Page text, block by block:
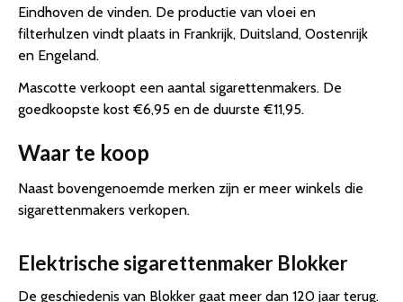
Eindhoven de vinden. De productie van vloei en
filterhulzen vindt plaats in Frankrijk, Duitsland, Oostenrijk
en Engeland.
Mascotte verkoopt een aantal sigarettenmakers. De
goedkoopste kost €6,95 en de duurste €11,95.
Waar te koop
Naast bovengenoemde merken zijn er meer winkels die
sigarettenmakers verkopen.
Elektrische sigarettenmaker Blokker
De geschiedenis van Blokker gaat meer dan 120 jaar terug.